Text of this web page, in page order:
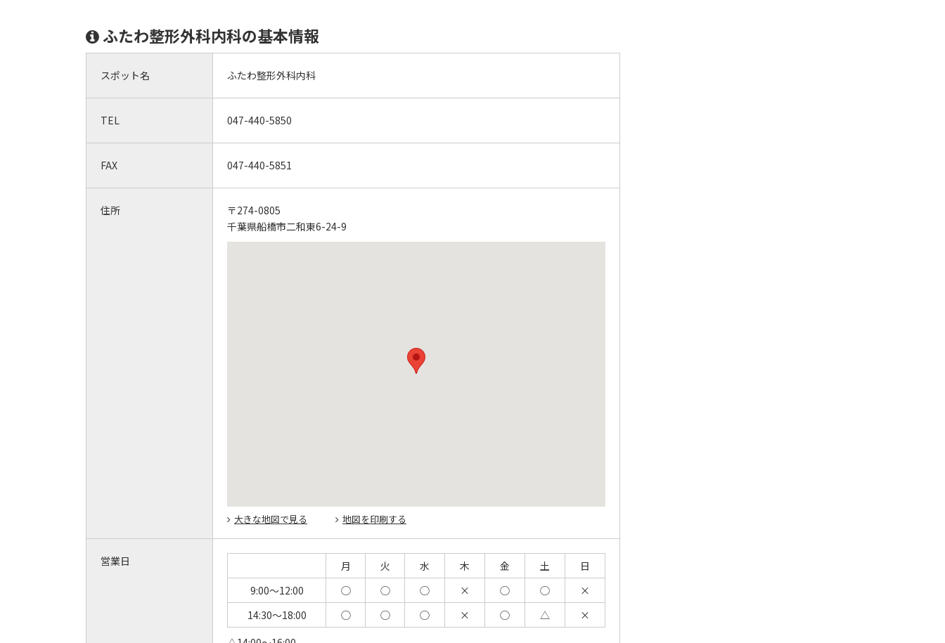
ふたわ整形外科内科の基本情報
スポット名 ふたわ整形外科内科
TEL 047-440-5850
FAX 047-440-5851
住所
〒274-0805
千葉県船橋市二和東6-24-9
大きな地図で見る 地図を印刷する
営業日 月 火 水 木 金 土
日
9:00～12:00
◯ ◯ ◯ × ◯ ◯
×
14:30～18:00
◯ ◯ ◯ × ◯ △
×